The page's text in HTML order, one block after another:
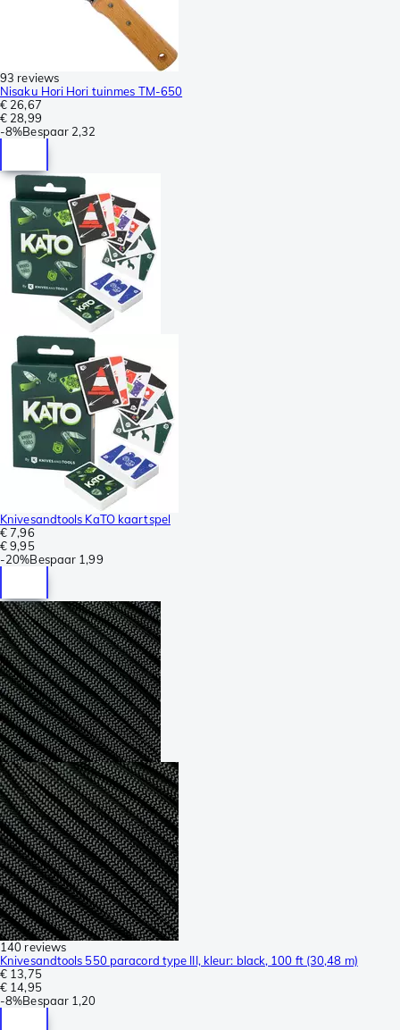
93 reviews
Nisaku Hori Hori tuinmes TM-650
€ 26,67
€ 28,99
-8%Bespaar 2,32
Knivesandtools KaTO kaartspel
€ 7,96
€ 9,95
-20%Bespaar 1,99
140 reviews
Knivesandtools 550 paracord type III, kleur: black, 100 ft (30,48 m)
€ 13,75
€ 14,95
-8%Bespaar 1,20